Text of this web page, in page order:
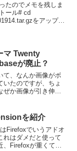
たのでメモを残しま
ール# cd
をアップ#
マ Twenty
が廃止？
て、なんか画像がボ
いたのですが、ちょ
ぜか画像が引き伸ば
を紹介
Firefoxでいうアドオ
れはダメだと使って
、Firefoxが重くてイ